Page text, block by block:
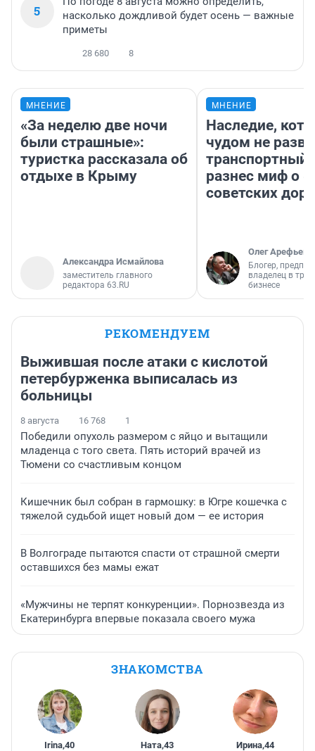
5
насколько дождливой будет осень — важные
приметы
28 680 8
МНЕНИЕ
«За неделю две ночи
были страшные»:
туристка рассказала об
отдыхе в Крыму
Александра Исмайлова
заместитель главного
редактора 63.RU
МНЕНИЕ
Наследие,
чудом не
транспортный
разнес миф о
советских
Олег Арефьев
Блогер,
владелец в
бизнесе
РЕКОМЕНДУЕМ
Выжившая после атаки с кислотой
петербурженка выписалась из
больницы
8 августа 16 768 1
Победили опухоль размером с яйцо и вытащили
младенца с того света. Пять историй врачей из
Тюмени со счастливым концом
Кишечник был собран в гармошку: в Югре кошечка с
тяжелой судьбой ищет новый дом — ее история
В Волгограде пытаются спасти от страшной смерти
оставшихся без мамы ежат
«Мужчины не терпят конкуренции». Порнозвезда из
Екатеринбурга впервые показала своего мужа
ЗНАКОМСТВА
Irina,40 Ната,43 Ирина,44